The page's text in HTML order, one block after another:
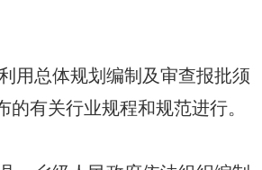
总体规划编制及审查报批须
的有关行业规程和规范进行。